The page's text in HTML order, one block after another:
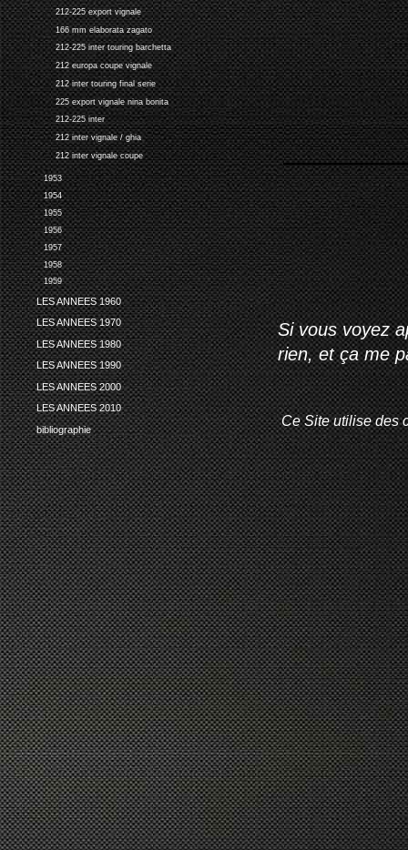
212-225 export vignale
166 mm elaborata zagato
212-225 inter touring barchetta
212 europa coupe vignale
212 inter touring final serie
225 export vignale nina bonita
212-225 inter
212 inter vignale / ghia
212 inter vignale coupe
1953
1954
1955
1956
1957
1958
1959
LES ANNEES 1960
LES ANNEES 1970
LES ANNEES 1980
LES ANNEES 1990
LES ANNEES 2000
LES ANNEES 2010
bibliographie
Si vous voyez
rien, et ça me
Ce Site utilise des